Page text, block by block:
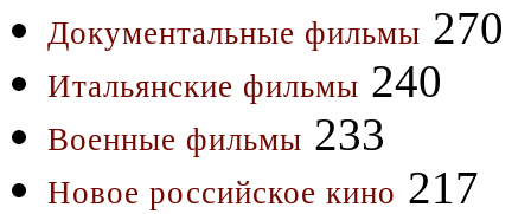
Документальные фильмы 270
Итальянские фильмы 240
Военные фильмы 233
Новое российское кино 217